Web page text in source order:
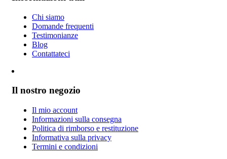
Chi siamo
Domande frequenti
Testimonianze
Blog
Contattateci
Il nostro negozio
Il mio account
Informazioni sulla consegna
Politica di rimborso e restituzione
Informativa sulla privacy
Termini e condizioni